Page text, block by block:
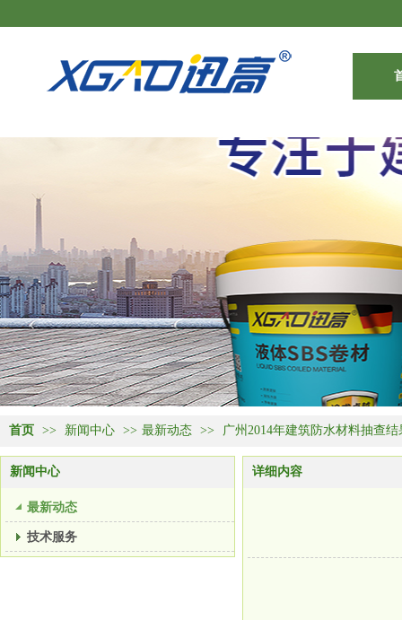
首页 >> 新闻中心 >> 最新动态 >> 广州2014年建筑防水材料抽查结
新闻中心
最新动态
技术服务
详细内容